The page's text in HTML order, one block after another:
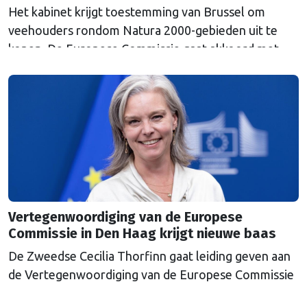
Het kabinet krijgt toestemming van Brussel om
veehouders rondom Natura 2000-gebieden uit te
kopen. De Europese Commissie gaat akkoord met
Vertegenwoordiging van de Europese
Commissie in Den Haag krijgt nieuwe baas
De Zweedse Cecilia Thorfinn gaat leiding geven aan
de Vertegenwoordiging van de Europese Commissie